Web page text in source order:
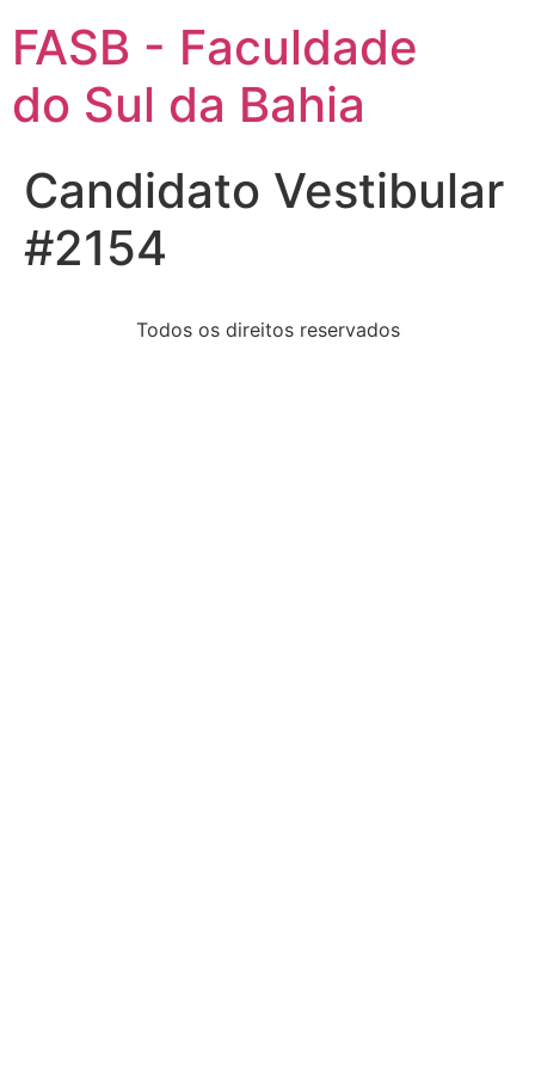
FASB - Faculdade
do Sul da Bahia
Candidato Vestibular
#2154
Todos os direitos reservados